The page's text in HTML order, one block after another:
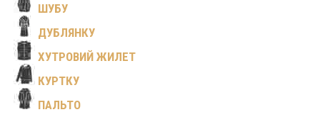
ШУБУ
ДУБЛЯНКУ
ХУТРОВИЙ ЖИЛЕТ
КУРТКУ
ПАЛЬТО